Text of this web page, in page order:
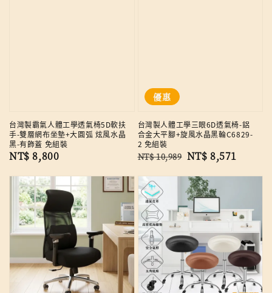
台灣製霸氣人體工學透氣椅5D軟扶
手-雙層網布坐墊+大圓弧 炫風水晶
黑-有飾蓋 免組裝
Regular
NT$ 8,800
優惠
台灣製人體工學三眼6D透氣椅-鋁
合金大平腳+旋風水晶黑輪C6829-
2 免組裝
Regular
NT$ 10,989 Sale
NT$ 8,571